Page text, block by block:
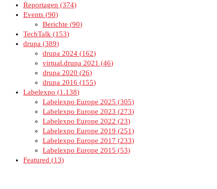
Reportagen
374
Events 90
Berichte
90
TechTalk
153
drupa
389
drupa 2024
162
virtual.drupa 2021
46
drupa 2020
26
drupa 2016
155
Labelexpo
1.138
Labelexpo Europe 2025
305
Labelexpo Europe 2023
273
Labelexpo Europe 2022
23
Labelexpo Europe 2019
251
Labelexpo Europe 2017
233
Labelexpo Europe 2015
53
Featured
13